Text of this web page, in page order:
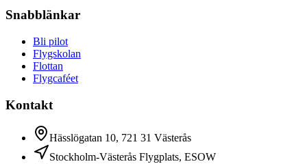
Snabblänkar
Bli pilot
Flygskolan
Flottan
Flygcaféet
Kontakt
Hässlögatan 10, 721 31 Västerås
Stockholm-Västerås Flygplats, ESOW